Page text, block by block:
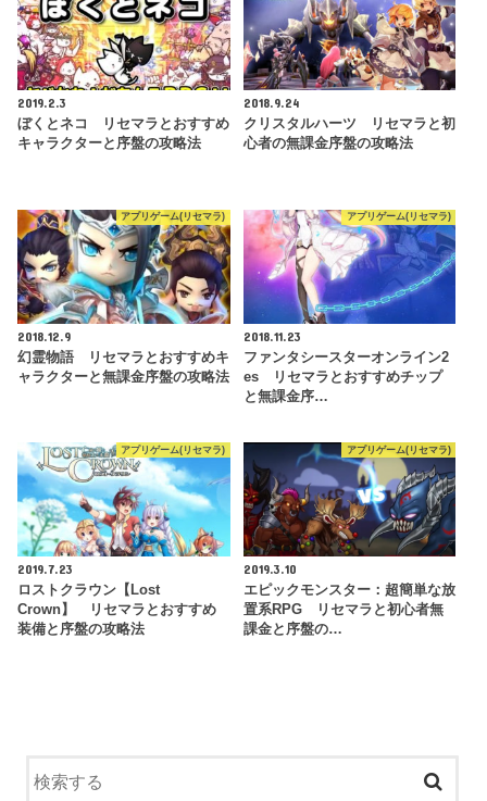
2019.2.3
ぼくとネコ リセマラとおすすめ
キャラクターと序盤の攻略法
2018.9.24
クリスタルハーツ リセマラと初
心者の無課金序盤の攻略法
アプリゲーム(リセマラ)
2018.12.9
幻霊物語 リセマラとおすすめキ
ャラクターと無課金序盤の攻略法
アプリゲーム(リセマラ)
2018.11.23
ファンタシースターオンライン2
es リセマラとおすすめチップ
と無課金序…
アプリゲーム(リセマラ)
2019.7.23
ロストクラウン【Lost
Crown】 リセマラとおすすめ
装備と序盤の攻略法
アプリゲーム(リセマラ)
2019.3.10
エピックモンスター：超簡単な放
置系RPG リセマラと初心者無
課金と序盤の…